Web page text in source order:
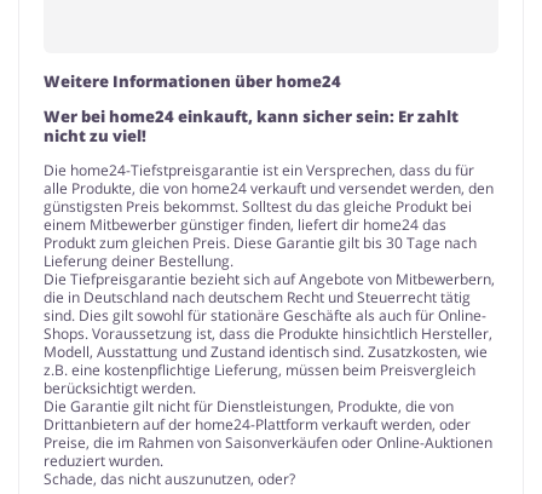
Weitere Informationen über home24
Wer bei home24 einkauft, kann sicher sein: Er zahlt
nicht zu viel!
Die home24-Tiefstpreisgarantie ist ein Versprechen, dass du für
alle Produkte, die von home24 verkauft und versendet werden, den
günstigsten Preis bekommst. Solltest du das gleiche Produkt bei
einem Mitbewerber günstiger finden, liefert dir home24 das
Produkt zum gleichen Preis. Diese Garantie gilt bis 30 Tage nach
Lieferung deiner Bestellung.
Die Tiefpreisgarantie bezieht sich auf Angebote von Mitbewerbern,
die in Deutschland nach deutschem Recht und Steuerrecht tätig
sind. Dies gilt sowohl für stationäre Geschäfte als auch für Online-
Shops. Voraussetzung ist, dass die Produkte hinsichtlich Hersteller,
Modell, Ausstattung und Zustand identisch sind. Zusatzkosten, wie
z.B. eine kostenpflichtige Lieferung, müssen beim Preisvergleich
berücksichtigt werden.
Die Garantie gilt nicht für Dienstleistungen, Produkte, die von
Drittanbietern auf der home24-Plattform verkauft werden, oder
Preise, die im Rahmen von Saisonverkäufen oder Online-Auktionen
reduziert wurden.
Schade, das nicht auszunutzen, oder?